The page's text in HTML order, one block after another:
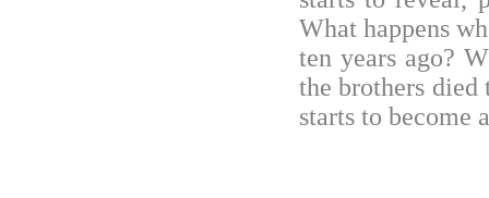
What happens
ten years ago?
the brothers died
starts to become